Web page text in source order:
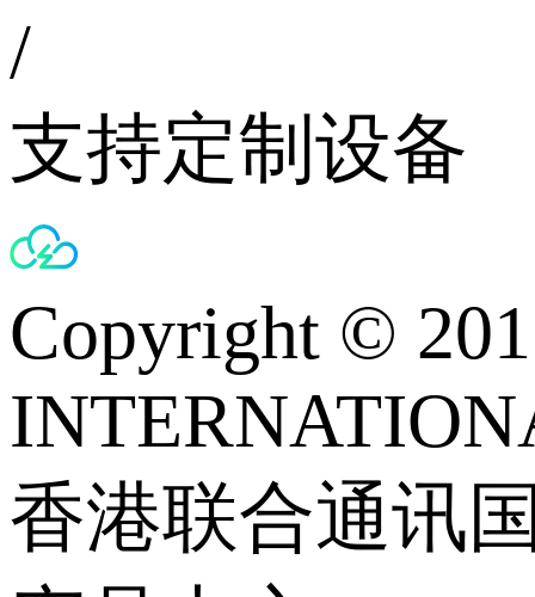
/
支持定制设备
Copyright ©
香港联合通讯